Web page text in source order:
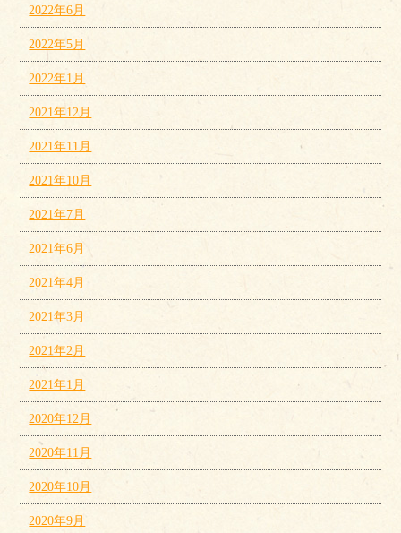
2022年6月
2022年5月
2022年1月
2021年12月
2021年11月
2021年10月
2021年7月
2021年6月
2021年4月
2021年3月
2021年2月
2021年1月
2020年12月
2020年11月
2020年10月
2020年9月